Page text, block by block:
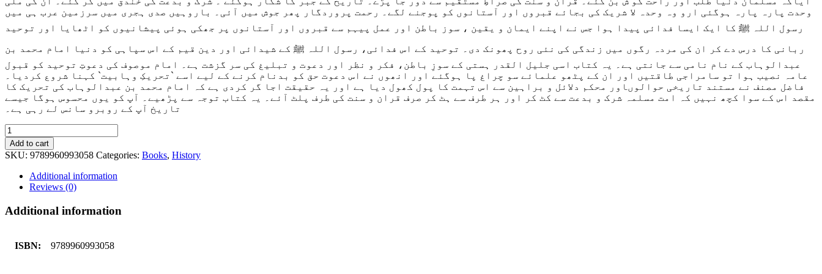
وحدت پارہ پارہ ہوگئی ارو وہ وحدہ لا شریک کی بجائے قبروں اور آستانوں کو پوجنے لگے۔ رحمت پروردگار پھر جوش میں آئی۔ باروہیں صدی ہجری میں سرزمین عرب ہی میں
رسول اللہ ﷺ کا ایک ایسا فدائی پیدا ہوا جس نے اپنے ایمان و یقین ، سوز باطن اور عمل پیہم سے قبروں اور آستانوں پر جھکی ہوئی پیشانیوں کو اٹھایا اور توحید
ربانی کا درس دے کر ان کی مردہ رگوں میں زندگی کی نئی روح پھونک دی۔ توحید کے اس فدائی، رسول اللہ ﷺ کے شیدائی اور دین قیم کے اس سپاہی کو دنیا امام محمد بن
عبدالوہاب کے نام نامی سے جانتی ہے۔ یہ کتاب اسی جلیل القدر ہستی کے سوزِ باطن، فکر و نظر اور دعوت و تبلیغ کی سر گزشت ہے۔ امام موصوف کی دعوتِ توحید کو قبول
عامہ نصیب ہوا تو سامراجی طاقتیں اور ان کے پٹھو علمائے سو چراغ پا ہوگئے اور انھوں نے اس دعوت حق کو بدنام کرنے کے لیے اسے `تحریکِ وہابیت` کہنا شروع کردیا۔
فاضل مصنف نے مستند تاریخی حوالوںاور محکم دلائل و براہین سے اس تہمت کا پول کھول دیا ہے اور یہ حقیقت اجا گر کردی ہے کہ امام محمد بن عبدالوہاب کی تحریک کا
مقصد اس کے سوا کچھ نہیں کہ امت مسلمہ شرک و بدعت سے کٹ کر اور ہر طرف سے ہٹ کر صرف قران و سنت کی طرف پلٹ آئے۔ یہ کتاب توجہ سے پڑھیے۔ آپ کو یوں محسوس ہوگا جیسے
تاریخ آپ کے روبرو سانس لے رہی ہے۔
Tareekh
e
Wahabiyat
Haqaiq
Ayinay
quantity
Add to cart
SKU: 9789960993058 Categories: Books, History
Additional information
Reviews (0)
Additional information
ISBN: 9789960993058